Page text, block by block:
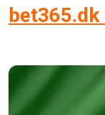
bet365.dk